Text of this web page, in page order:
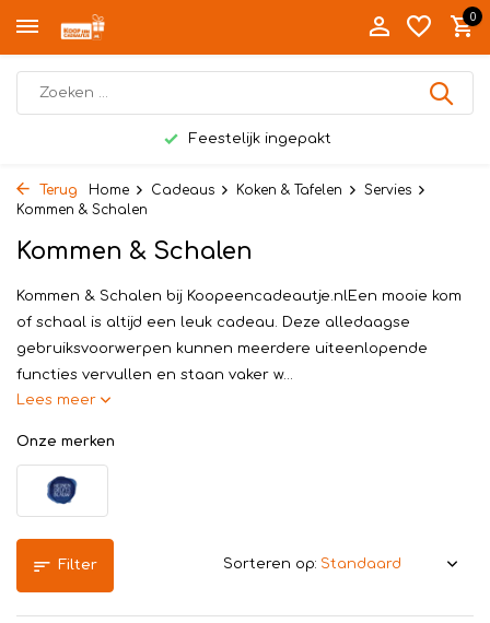
0
Persoonlijk bezorgd in Twente
Terug Home Cadeaus Koken & Tafelen
Servies
Kommen & Schalen
Kommen & Schalen
Kommen & Schalen bij Koopeencadeautje.nlEen mooie kom
of schaal is altijd een leuk cadeau. Deze alledaagse
gebruiksvoorwerpen kunnen meerdere uiteenlopende
functies vervullen en staan vaker w...
Lees meer
Onze merken
Filter Sorteren op: